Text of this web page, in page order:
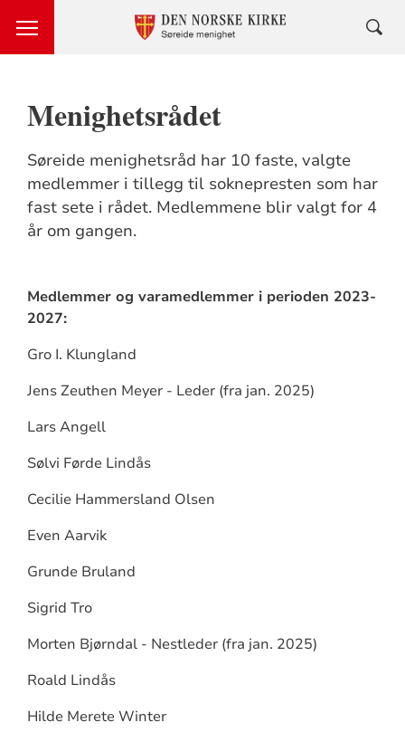
Menighetsrådet
Søreide menighetsråd har 10 faste, valgte
medlemmer i tillegg til soknepresten som har
fast sete i rådet. Medlemmene blir valgt for 4
år om gangen.
Medlemmer og varamedlemmer i perioden 2023-
2027:
Gro I. Klungland
Jens Zeuthen Meyer - Leder (fra jan. 2025)
Lars Angell
Sølvi Førde Lindås
Cecilie Hammersland Olsen
Even Aarvik
Grunde Bruland
Sigrid Tro
Morten Bjørndal - Nestleder (fra jan. 2025)
Roald Lindås
Hilde Merete Winter